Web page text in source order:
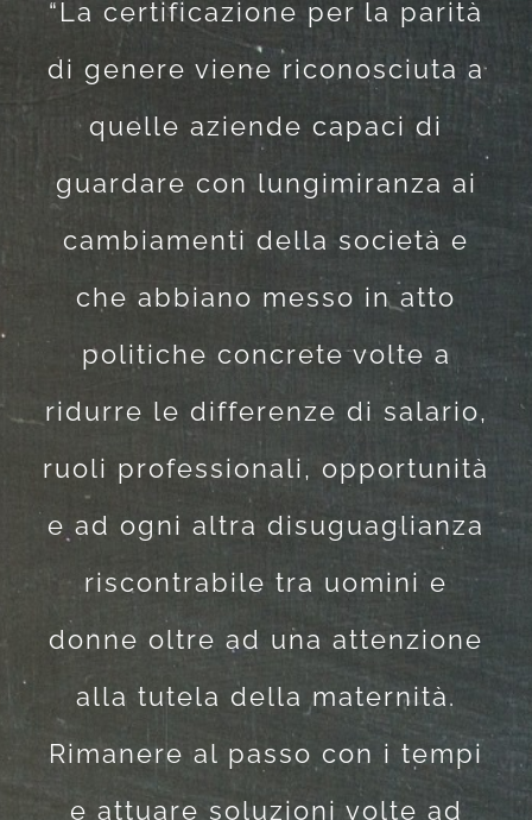
“La certificazione per la parità
di genere viene riconosciuta a
quelle aziende capaci di
guardare con lungimiranza ai
cambiamenti della società e
che abbiano messo in atto
politiche concrete volte a
ridurre le differenze di salario,
ruoli professionali, opportunità
e ad ogni altra disuguaglianza
riscontrabile tra uomini e
donne oltre ad una attenzione
alla tutela della maternità.
Rimanere al passo con i tempi
e attuare soluzioni volte ad